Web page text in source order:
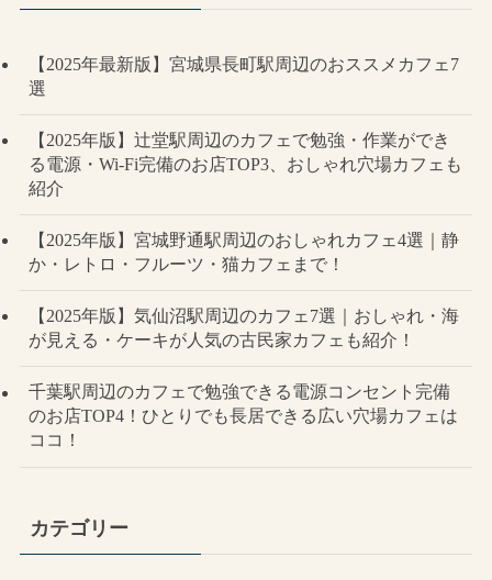
【2025年最新版】宮城県長町駅周辺のおススメカフェ7
選
【2025年版】辻堂駅周辺のカフェで勉強・作業ができ
る電源・Wi-Fi完備のお店TOP3、おしゃれ穴場カフェも
紹介
【2025年版】宮城野通駅周辺のおしゃれカフェ4選｜静
か・レトロ・フルーツ・猫カフェまで！
【2025年版】気仙沼駅周辺のカフェ7選｜おしゃれ・海
が見える・ケーキが人気の古民家カフェも紹介！
千葉駅周辺のカフェで勉強できる電源コンセント完備
のお店TOP4！ひとりでも長居できる広い穴場カフェは
ココ！
カテゴリー